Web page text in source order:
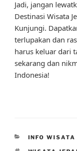
Jadi, jangan
Destinasi Wisata
Kunjungi.
terlupakan dan
harus keluar dari
sekarang dan
Indonesia!
CATEGORIES
INFO WISATA